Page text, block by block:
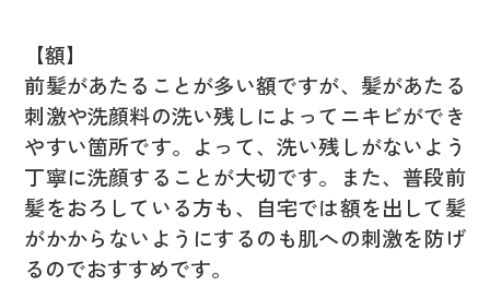
【額】
前髪があたることが多い額ですが、髪があたる
刺激や洗顔料の洗い残しによってニキビができ
やすい箇所です。よって、洗い残しがないよう
丁寧に洗顔することが大切です。また、普段前
髪をおろしている方も、自宅では額を出して髪
がかからないようにするのも肌への刺激を防げ
るのでおすすめです。